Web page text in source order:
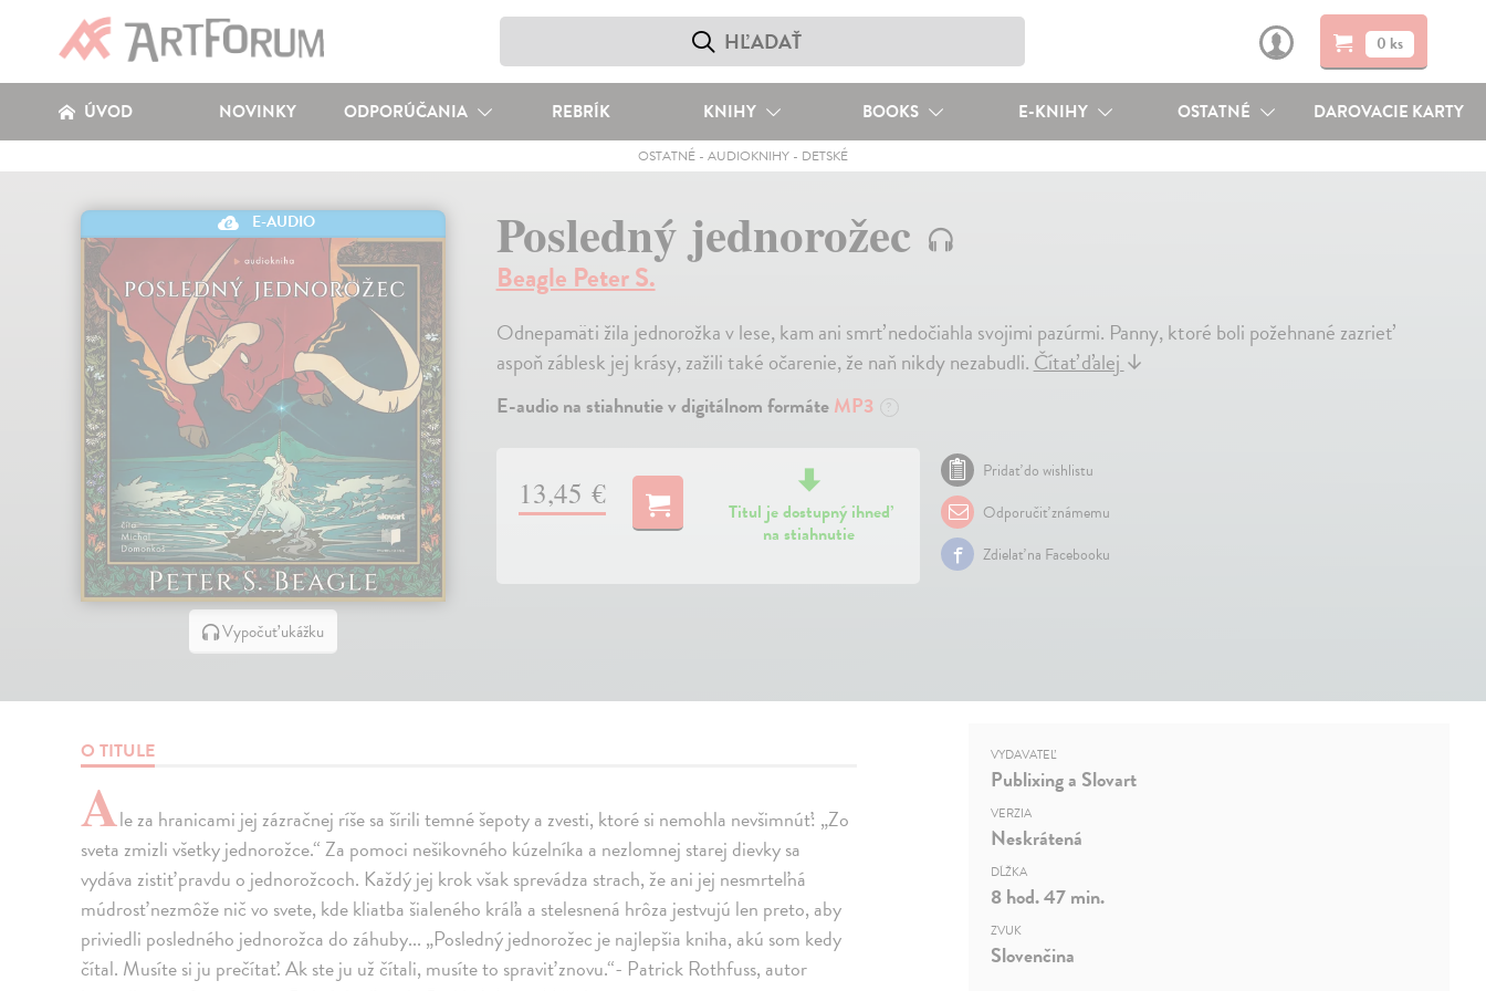
0 ks
ÚVOD NOVINKY ODPORÚČANIA REBRÍK KNIHY BOOKS E-KNIHY OSTATNÉ DAROVACIE KARTY
OSTATNÉ- AUDIOKNIHY- DETSKÉ
E-AUDIO
Vypočuť ukážku
Posledný jednorožec
Beagle Peter S.
Odnepamäti žila jednorožka v lese, kam ani smrť nedočiahla svojimi pazúrmi. Panny, ktoré boli požehnané zazrieť
aspoň záblesk jej krásy, zažili také očarenie, že naň nikdy nezabudli.Čítať ďalej↓
E-audio na stiahnutie v digitálnom formáteMP3 ?
13,45 €
Titul je dostupný ihneď
na stiahnutie
Pridať do wishlistu
Odporučiť známemu
Zdielať na Facebooku
O TITULE
Ale za hranicami jej zázračnej ríše sa šírili temné šepoty a zvesti, ktoré si nemohla nevšimnúť: „Zo
sveta zmizli všetky jednorožce.“ Za pomoci nešikovného kúzelníka a nezlomnej starej dievky sa
vydáva zistiť pravdu o jednorožcoch. Každý jej krok však sprevádza strach, že ani jej nesmrteľná
múdrosť nezmôže nič vo svete, kde kliatba šialeného kráľa a stelesnená hrôza jestvujú len preto, aby
priviedli posledného jednorožca do záhuby... „Posledný jednorožec je najlepšia kniha, akú som kedy
čítal. Musíte si ju prečítať. Ak ste ju už čítali, musíte to spraviť znovu.“- Patrick Rothfuss, autor
VYDAVATEĽ
Publixing a Slovart
VERZIA
Neskrátená
DĹŽKA
8 hod. 47 min.
ZVUK
Slovenčina